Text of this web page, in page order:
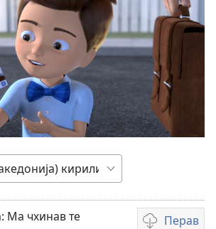
Ма чхинав те
Перав